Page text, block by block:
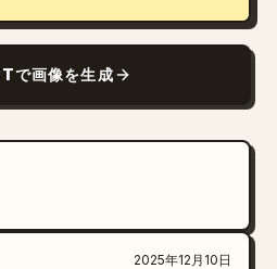
で画像を生成
2025年12月10日